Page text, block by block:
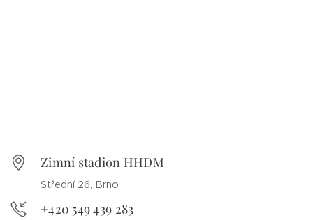
Zimní stadion HHDM
Střední 26, Brno
+420 549 439 283